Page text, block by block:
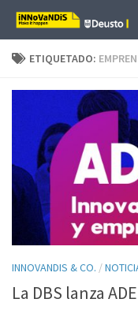
Saltar al contenido
ETIQUETADO:
INNOVANDIS & CO. /
La DBS lanza